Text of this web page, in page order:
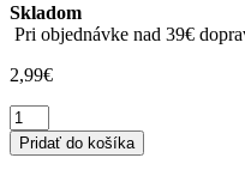
Skladom
Pri objednávke nad 39€
2,99€
množstvo
Herbex
Žalúdočný
Pridať do košíka